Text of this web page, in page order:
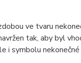
ve tvaru
tak, aby byl
i symbolu nekonečné